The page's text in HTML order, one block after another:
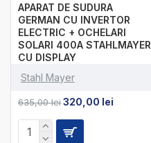
Stahl Mayer
APARAT DE SUDURA
GERMAN CU INVERTOR
ELECTRIC + OCHELARI
SOLARI 400A STAHLMAYER
CU DISPLAY
635,00 lei320,00 lei